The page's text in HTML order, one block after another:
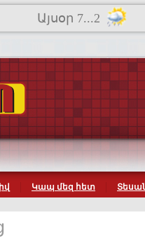
Այսօր 7...2
Կապ մեզ հետ